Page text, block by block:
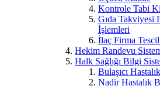
Kontrole Tabi
Gıda Takviyesi
İşlemleri
İlaç Firma
Hekim Randevu
Halk Sağlığı Bilgi
Bulaşıcı
Nadir Hastalık